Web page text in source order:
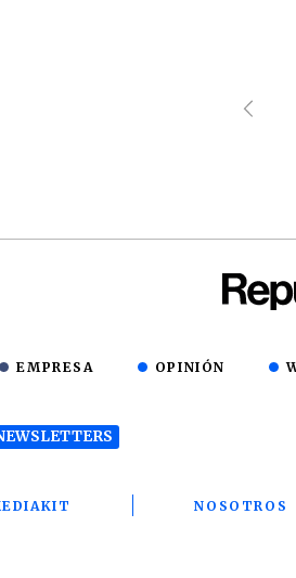
EMPRESA OPINIÓN
NOSOTROS